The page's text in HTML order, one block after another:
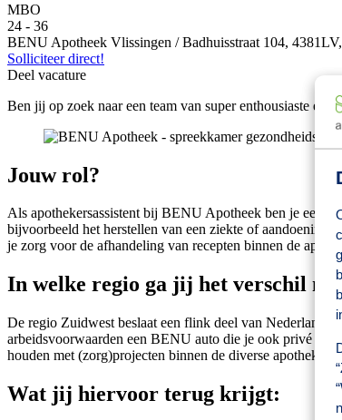
MBO
24 - 36
BENU Apotheek Vlissingen / Badhuisstraat 104,
Solliciteer direct!
Deel vacature
Ben jij op zoek naar een team van super enthousiaste en
Jouw rol?
Als apothekersassistent bij BENU Apotheek ben je een
bijvoorbeeld het herstellen van een ziekte of aandoening
je zorg voor de afhandeling van recepten binnen de
In welke regio ga jij het verschil
De regio Zuidwest beslaat een flink deel van Nederland.
arbeidsvoorwaarden een BENU auto die je ook privé
houden met (zorg)projecten binnen de diverse
Wat jij hiervoor terug krijgt: